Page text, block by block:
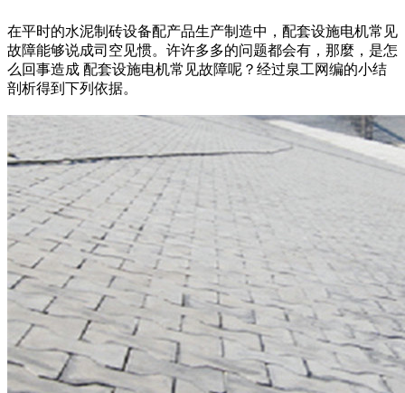
在平时的水泥制砖设备配产品生产制造中，配套设施电机常见
故障能够说成司空见惯。许许多多的问题都会有，那麼，是怎
么回事造成 配套设施电机常见故障呢？经过泉工网编的小结
剖析得到下列依据。